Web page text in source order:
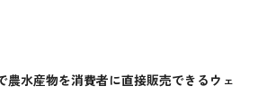
農水産物を消費者に直接販売できるウェ